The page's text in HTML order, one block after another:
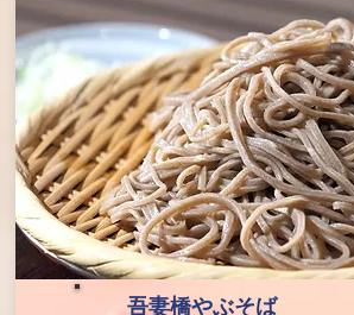
吾妻橋やぶそば